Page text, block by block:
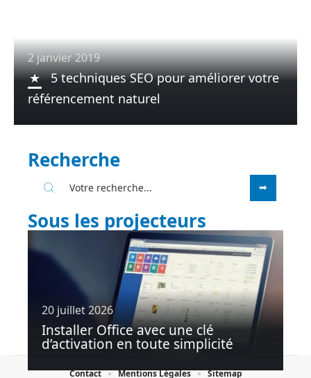
2 janvier 2019
5 techniques SEO pour améliorer votre
référencement naturel
Recherche
Sous les projecteurs
20 juillet 2026
Installer Office avec une clé
d’activation en toute simplicité
Contact Mentions Légales Sitemap